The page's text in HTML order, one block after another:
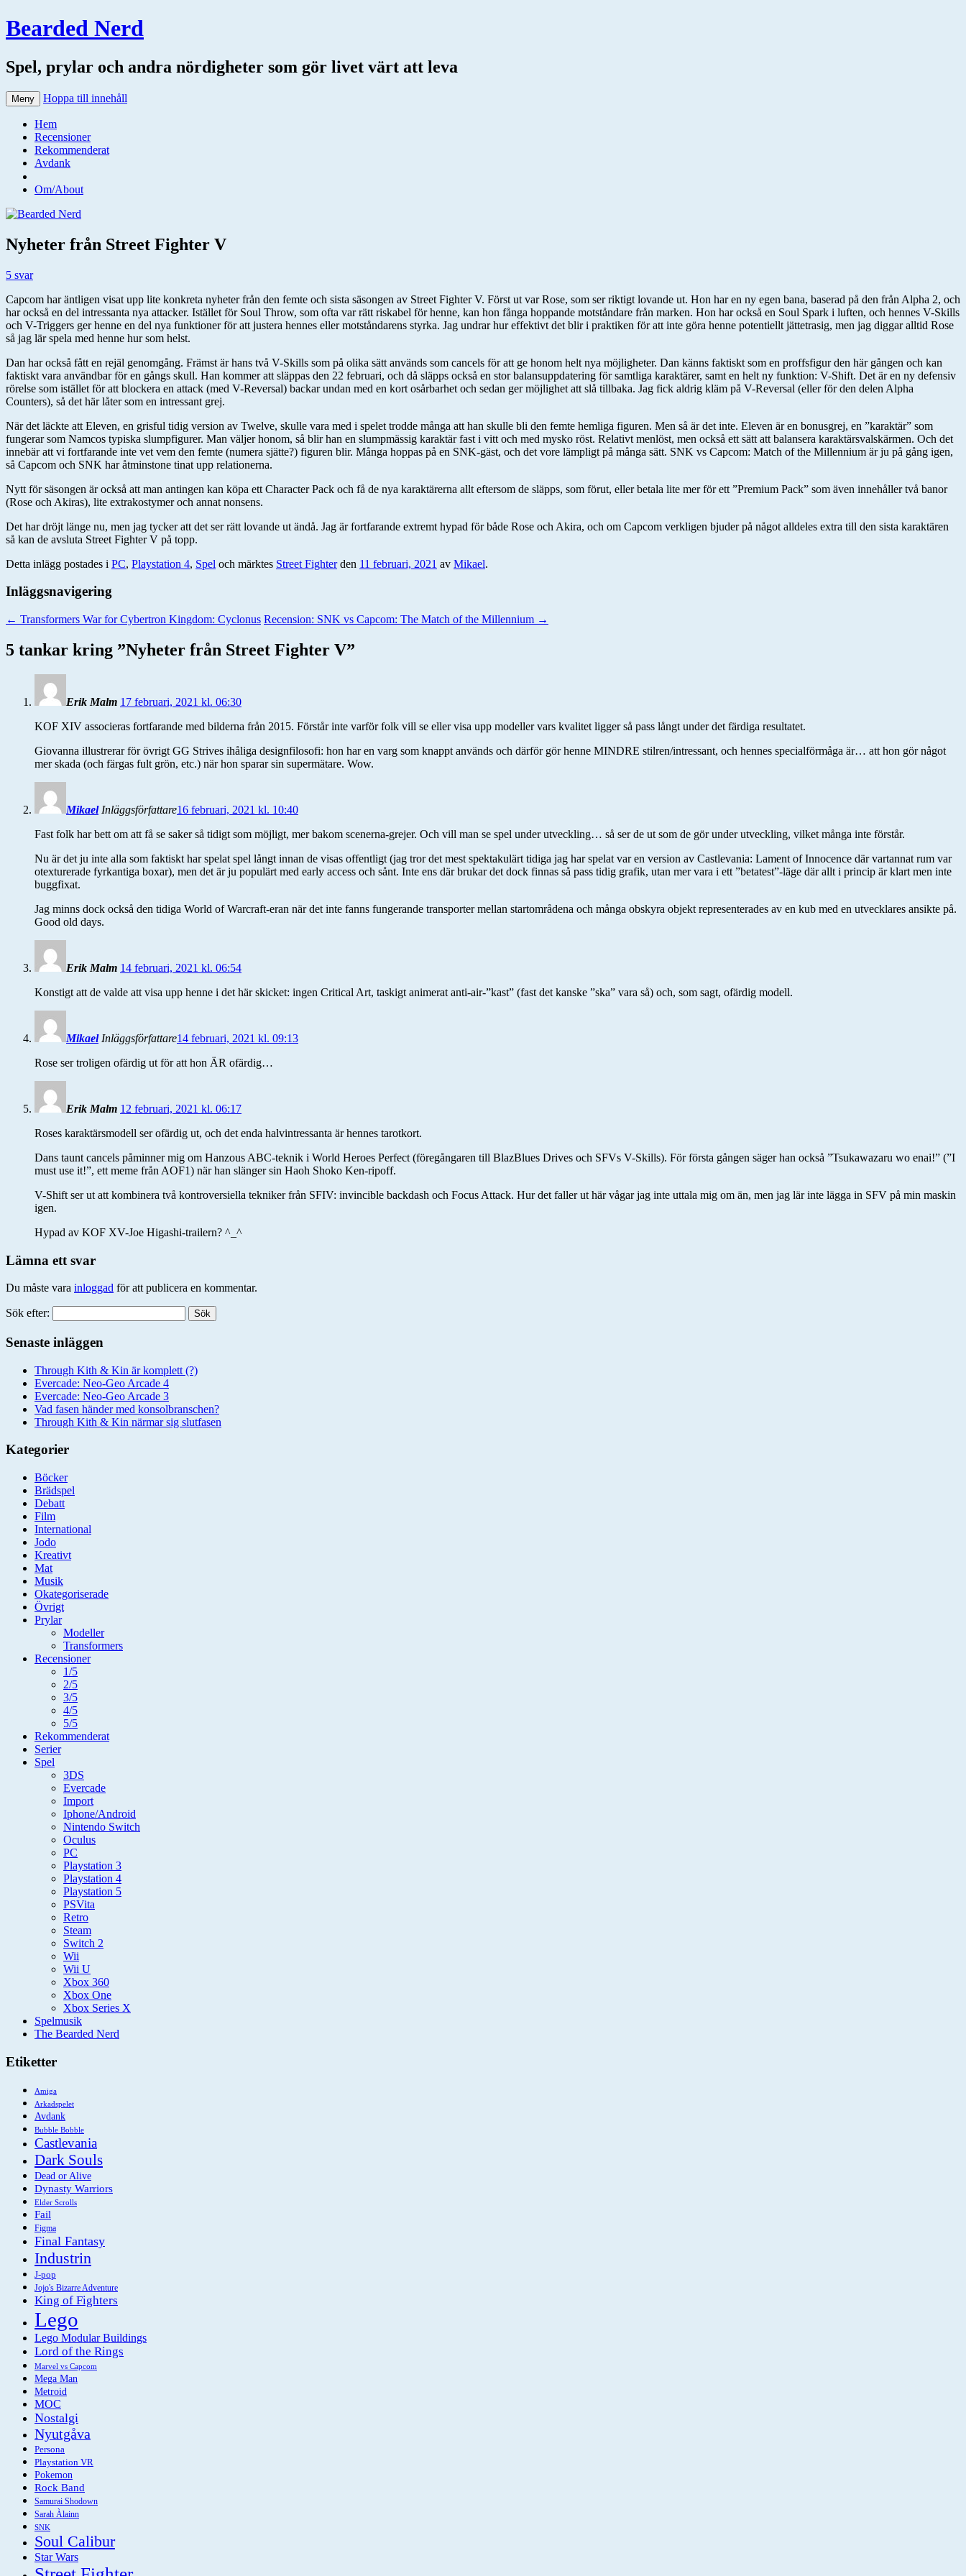
Bearded Nerd
Spel, prylar och andra nördigheter som gör livet värt att leva
Meny Hoppa till innehåll
Hem
Recensioner
Rekommenderat
Avdank
Om/About
Nyheter från Street Fighter V
5 svar
Capcom har äntligen visat upp lite konkreta nyheter från den femte och sista säsongen av Street Fighter V. Först ut var Rose, som ser riktigt lovande ut. Hon har en ny egen bana, baserad på den från Alpha 2, och
har också en del intressanta nya attacker. Istället för Soul Throw, som ofta var rätt riskabel för henne, kan hon fånga hoppande motståndare från marken. Hon har också en Soul Spark i luften, och hennes V-Skills
och V-Triggers ger henne en del nya funktioner för att justera hennes eller motståndarens styrka. Jag undrar hur effektivt det blir i praktiken för att inte göra henne potentiellt jättetrasig, men jag diggar alltid Rose
så jag lär spela med henne hur som helst.
Dan har också fått en rejäl genomgång. Främst är hans två V-Skills som på olika sätt används som cancels för att ge honom helt nya möjligheter. Dan känns faktiskt som en proffsfigur den här gången och kan
faktiskt vara användbar för en gångs skull. Han kommer att släppas den 22 februari, och då släpps också en stor balansuppdatering för samtliga karaktärer, samt en helt ny funktion: V-Shift. Det är en ny defensiv
rörelse som istället för att blockera en attack (med V-Reversal) backar undan med en kort osårbarhet och sedan ger möjlighet att slå tillbaka. Jag fick aldrig kläm på V-Reversal (eller för den delen Alpha
Counters), så det här låter som en intressant grej.
När det läckte att Eleven, en grisful tidig version av Twelve, skulle vara med i spelet trodde många att han skulle bli den femte hemliga figuren. Men så är det inte. Eleven är en bonusgrej, en ”karaktär” som
fungerar som Namcos typiska slumpfigurer. Man väljer honom, så blir han en slumpmässig karaktär fast i vitt och med mysko röst. Relativt menlöst, men också ett sätt att balansera karaktärsvalskärmen. Och det
innebär att vi fortfarande inte vet vem den femte (numera sjätte?) figuren blir. Många hoppas på en SNK-gäst, och det vore lämpligt på många sätt. SNK vs Capcom: Match of the Millennium är ju på gång igen,
så Capcom och SNK har åtminstone tinat upp relationerna.
Nytt för säsongen är också att man antingen kan köpa ett Character Pack och få de nya karaktärerna allt eftersom de släpps, som förut, eller betala lite mer för ett ”Premium Pack” som även innehåller två banor
(Rose och Akiras), lite extrakostymer och annat nonsens.
Det har dröjt länge nu, men jag tycker att det ser rätt lovande ut ändå. Jag är fortfarande extremt hypad för både Rose och Akira, och om Capcom verkligen bjuder på något alldeles extra till den sista karaktären
så kan de avsluta Street Fighter V på topp.
Detta inlägg postades i PC, Playstation 4, Spel och märktes Street Fighterden 11 februari, 2021 av Mikael.
Inläggsnavigering
← Transformers War for Cybertron Kingdom: Cyclonus Recension: SNK vs Capcom: The Match of the Millennium →
5 tankar kring ”Nyheter från Street Fighter V”
Erik Malm 17 februari, 2021 kl. 06:30
KOF XIV associeras fortfarande med bilderna från 2015. Förstår inte varför folk vill se eller visa upp modeller vars kvalitet ligger så pass långt under det färdiga resultatet.
Giovanna illustrerar för övrigt GG Strives ihåliga designfilosofi: hon har en varg som knappt används och därför gör henne MINDRE stilren/intressant, och hennes specialförmåga är… att hon gör något
mer skada (och färgas fult grön, etc.) när hon sparar sin supermätare. Wow.
Mikael Inläggsförfattare16 februari, 2021 kl. 10:40
Fast folk har bett om att få se saker så tidigt som möjligt, mer bakom scenerna-grejer. Och vill man se spel under utveckling… så ser de ut som de gör under utveckling, vilket många inte förstår.
Nu är det ju inte alla som faktiskt har spelat spel långt innan de visas offentligt (jag tror det mest spektakulärt tidiga jag har spelat var en version av Castlevania: Lament of Innocence där vartannat rum var
otexturerade fyrkantiga boxar), men det är ju populärt med early access och sånt. Inte ens där brukar det dock finnas så pass tidig grafik, utan mer vara i ett ”betatest”-läge där allt i princip är klart men inte
buggfixat.
Jag minns dock också den tidiga World of Warcraft-eran när det inte fanns fungerande transporter mellan startområdena och många obskyra objekt representerades av en kub med en utvecklares ansikte på.
Good old days.
Erik Malm 14 februari, 2021 kl. 06:54
Konstigt att de valde att visa upp henne i det här skicket: ingen Critical Art, taskigt animerat anti-air-”kast” (fast det kanske ”ska” vara så) och, som sagt, ofärdig modell.
Mikael Inläggsförfattare14 februari, 2021 kl. 09:13
Rose ser troligen ofärdig ut för att hon ÄR ofärdig…
Erik Malm 12 februari, 2021 kl. 06:17
Roses karaktärsmodell ser ofärdig ut, och det enda halvintressanta är hennes tarotkort.
Dans taunt cancels påminner mig om Hanzous ABC-teknik i World Heroes Perfect (föregångaren till BlazBlues Drives och SFVs V-Skills). För första gången säger han också ”Tsukawazaru wo enai!” (”I
must use it!”, ett meme från AOF1) när han slänger sin Haoh Shoko Ken-ripoff.
V-Shift ser ut att kombinera två kontroversiella tekniker från SFIV: invincible backdash och Focus Attack. Hur det faller ut här vågar jag inte uttala mig om än, men jag lär inte lägga in SFV på min maskin
igen.
Hypad av KOF XV-Joe Higashi-trailern? ^_^
Lämna ett svar
Du måste vara inloggad för att publicera en kommentar.
Sök efter:
Senaste inläggen
Through Kith & Kin är komplett (?)
Evercade: Neo-Geo Arcade 4
Evercade: Neo-Geo Arcade 3
Vad fasen händer med konsolbranschen?
Through Kith & Kin närmar sig slutfasen
Kategorier
Böcker
Brädspel
Debatt
Film
International
Jodo
Kreativt
Mat
Musik
Okategoriserade
Övrigt
Prylar
Modeller
Transformers
Recensioner
1/5
2/5
3/5
4/5
5/5
Rekommenderat
Serier
Spel
3DS
Evercade
Import
Iphone/Android
Nintendo Switch
Oculus
PC
Playstation 3
Playstation 4
Playstation 5
PSVita
Retro
Steam
Switch 2
Wii
Wii U
Xbox 360
Xbox One
Xbox Series X
Spelmusik
The Bearded Nerd
Etiketter
Amiga
Arkadspelet
Avdank
Bubble Bobble
Castlevania
Dark Souls
Dead or Alive
Dynasty Warriors
Elder Scrolls
Fail
Figma
Final Fantasy
Industrin
J-pop
Jojo's Bizarre Adventure
King of Fighters
Lego
Lego Modular Buildings
Lord of the Rings
Marvel vs Capcom
Mega Man
Metroid
MOC
Nostalgi
Nyutgåva
Persona
Playstation VR
Pokemon
Rock Band
Samurai Shodown
Sarah Àlainn
SNK
Soul Calibur
Star Wars